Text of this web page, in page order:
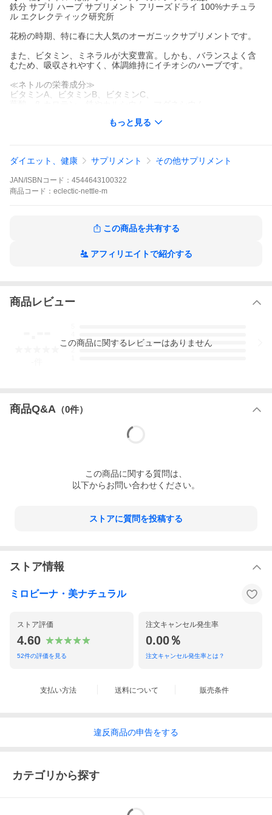
鉄分 サプリ ハーブ サプリメント フリーズドライ 100%ナチュラ
ル エクレクティック研究所
花粉の時期、特に春に大人気のオーガニックサプリメントです。
また、ビタミン、ミネラルが大変豊富。しかも、バランスよく含
むため、吸収されやすく、体調維持にイチオシのハーブです。
≪ネトルの栄養成分≫
ビタミンA、ビタミンB、ビタミンC、
セロトニン、グルコキノン、タンニン、クエルセチン、
お子さまからお年寄りまでどうぞ。
野菜不足の方のビタミン
ミネラル補給にも
ラルは体調を維持するために必要ですが、現代人にはどうしても
不足しがちで、知らず知らず、毎日の生活に影響していること
も。そんなビタミンミネラルを多く含む、ネトル。1年を通してコ
ツコツ飲むと、体調管理に役立ちます。
オススメの方
＊ 忙しすぎて栄養バランスが崩れがちな方
● ネトル関連商品・サポートサプリ
＊ お得な倍量90粒
＊ お得な倍量90粒×2個組
＊ アレリリーフ（アイブライト）
もっと見る
ダイエット、健康 サプリメント その他サプリメント
JAN/ISBNコード： 4544643100322
商品 コード： eclectic-nettle-m
この商品を共有する
アフィリエイトで紹介する
商品レビュー
3
この商品に関するレビューはありません
商品Q&A （0件）
この商品に関する質問は、
以下からお問い合わせください。
ストアに質問を投稿する
ストア情報
ミロビーナ・美ナチュラル
ストア評価
4.60
52件の評価を見る
注文キャンセル発生率
0.00％
注文キャンセル発生率とは？
支払い方法 送料について 販売条件
違反商品の申告をする
カテゴリから探す